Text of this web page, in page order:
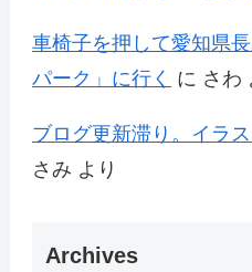
車椅子を押して愛知県
パーク」に行く に さわ
ブログ更新滞り。イラ
さみ より
Archives